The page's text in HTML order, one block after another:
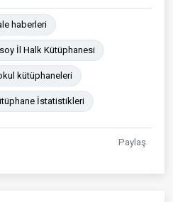
haberleri
İl Halk Kütüphanesi
kütüphaneleri
İstatistikleri
Paylaş